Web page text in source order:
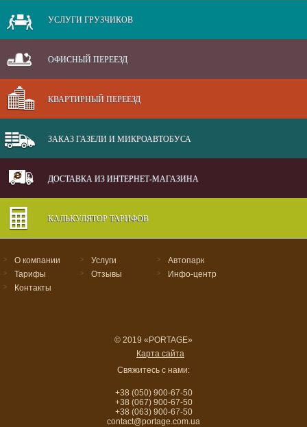
УСЛУГИ ГРУЗЧИКОВ
ОФИСНЫЙ ПЕРЕЕЗД
КВАРТИРНЫЙ ПЕРЕЕЗД
ЗАКАЗ ГАЗЕЛИ И МИКРОАВТОБУСА
ДОСТАВКА ИЗ ИНТЕРНЕТ-МАГАЗИНА
КАЛЬКУЛЯТОР ТАРИФОВ
> О компании > Услуги > Автопарк
> Тарифы > Отзывы > Инфо-центр
> Контакты
© 2019 «PORTAGE»
Карта сайта
Свяжитесь с нами:
+38 (050) 900-67-50
+38 (067) 900-67-50
+38 (063) 900-67-50
contact@portage.com.ua